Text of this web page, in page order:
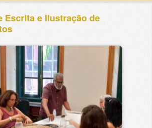
Escrita e Ilustração de